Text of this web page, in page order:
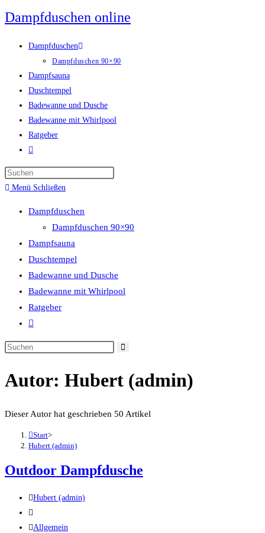
Zum
Inhalt
springen
Dampfduschen online
Dampfduschen
Dampfduschen 90×90
Dampfsauna
Duschtempel
Badewanne und Dusche
Badewanne mit Whirlpool
Ratgeber
Website-
umschalten
Menü Schließen
Dampfduschen
Dampfduschen 90×90
Dampfsauna
Duschtempel
Badewanne und Dusche
Badewanne mit Whirlpool
Ratgeber
Website-
umschalten
Autor: Hubert (admin)
Dieser Autor hat geschrieben 50 Artikel
Start>
Hubert (admin)
Outdoor Dampfdusche
Beitrags-
Autor:
Hubert (admin)
Beitrag
veröffentlicht:
Beitrags-
Allgemein